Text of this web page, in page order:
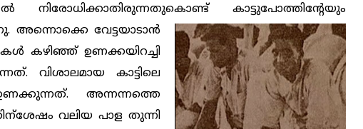
നിരോധിക്കാതിരുന്നതുകൊണ്ട് കാട്ടുപോത്തിന്റേയും
അന്നൊക്കെ വേട്ടയാടാന്‍
കഴിഞ്ഞ് ഉണക്കയിറച്ചി
വിശാലമായ കാട്ടിലെ
ഉണക്കുന്നത്. അന്നന്നത്തെ
വലിയ പാള തുന്നി